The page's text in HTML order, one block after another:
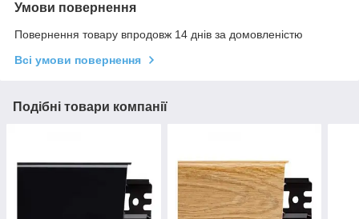
Умови повернення
Повернення товару впродовж 14 днів за домовленістю
Всі умови повернення
Подібні товари компанії